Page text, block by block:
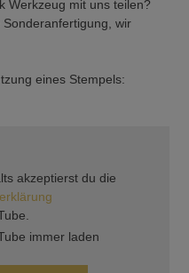
Werkzeug mit uns teilen?
wir
eines Stempels:
akzeptierst du die
immer laden